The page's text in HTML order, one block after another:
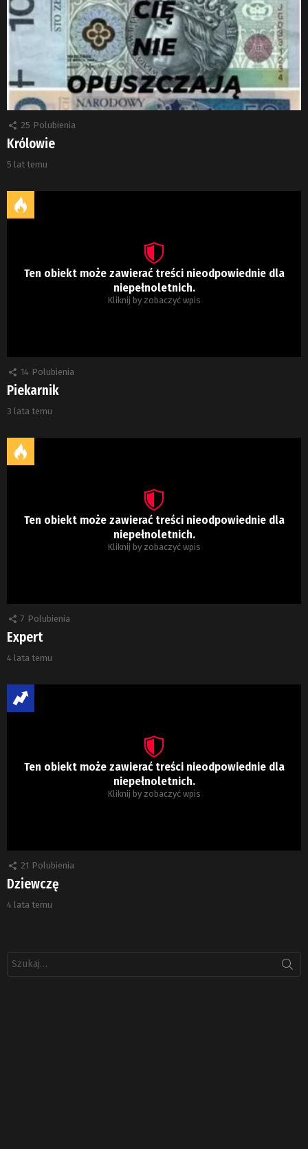
25 Polubienia
Królowie
5 lat temu
Ten obiekt może zawierać treści nieodpowiednie dla
niepełnoletnich.
Kliknij by zobaczyć wpis
14 Polubienia
Piekarnik
3 lata temu
Ten obiekt może zawierać treści nieodpowiednie dla
niepełnoletnich.
Kliknij by zobaczyć wpis
7 Polubienia
Expert
4 lata temu
Ten obiekt może zawierać treści nieodpowiednie dla
niepełnoletnich.
Kliknij by zobaczyć wpis
21 Polubienia
Dziewczę
4 lata temu